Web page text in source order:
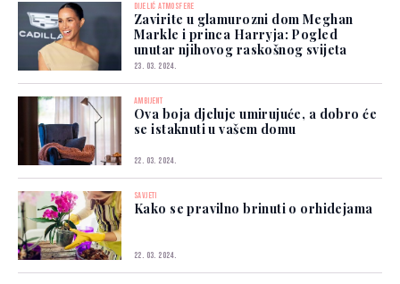
DIJELIĆ ATMOSFERE
Zavirite u glamurozni dom Meghan
Markle i princa Harryja: Pogled
unutar njihovog raskošnog svijeta
23. 03. 2024.
AMBIJENT
Ova boja djeluje umirujuće, a dobro će
se istaknuti u vašem domu
22. 03. 2024.
SAVJETI
Kako se pravilno brinuti o orhidejama
22. 03. 2024.